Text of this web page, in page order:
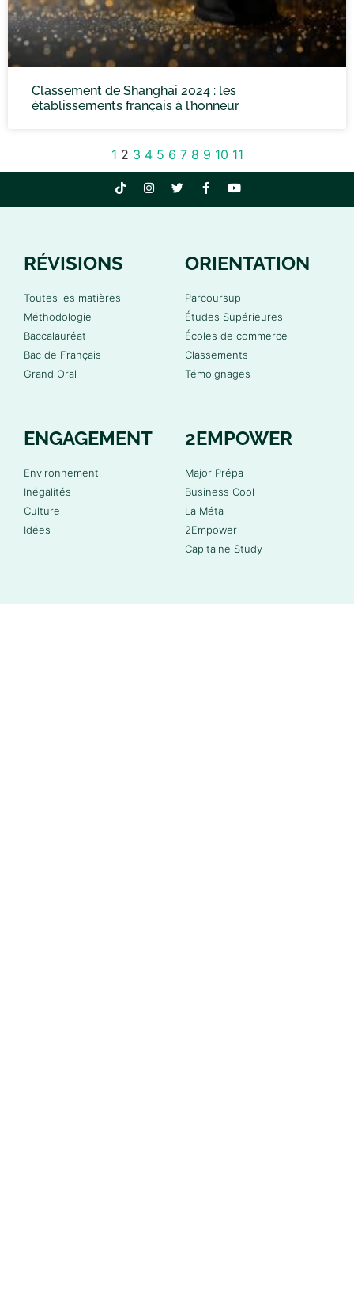
Classement de Shanghai 2024 : les
établissements français à l’honneur
1 2 3 4 5 6 7 8 9 10 11
RÉVISIONS
Toutes les matières
Méthodologie
Baccalauréat
Bac de Français
Grand Oral
ORIENTATION
Parcoursup
Études Supérieures
Écoles de commerce
Classements
Témoignages
ENGAGEMENT
Environnement
Inégalités
Culture
Idées
2EMPOWER
Major Prépa
Business Cool
La Méta
2Empower
Capitaine Study